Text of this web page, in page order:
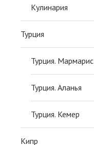
Кулинария
Турция
Турция. Мармарис
Турция. Аланья
Турция. Кемер
Кипр